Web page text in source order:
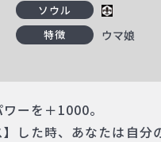
ソウル
特徴 ウマ娘
ーを＋1000。
した時、あなたは自